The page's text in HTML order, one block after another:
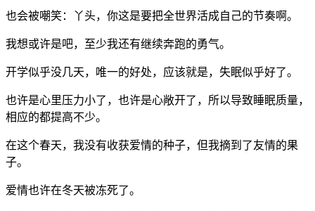
也会被嘲笑：丫头，你这是要把全世界活成自己的节奏啊。
我想或许是吧，至少我还有继续奔跑的勇气。
开学似乎没几天，唯一的好处，应该就是，失眠似乎好了。
也许是心里压力小了，也许是心敞开了，所以导致睡眠质量，
相应的都提高不少。
在这个春天，我没有收获爱情的种子，但我摘到了友情的果
子。
爱情也许在冬天被冻死了。